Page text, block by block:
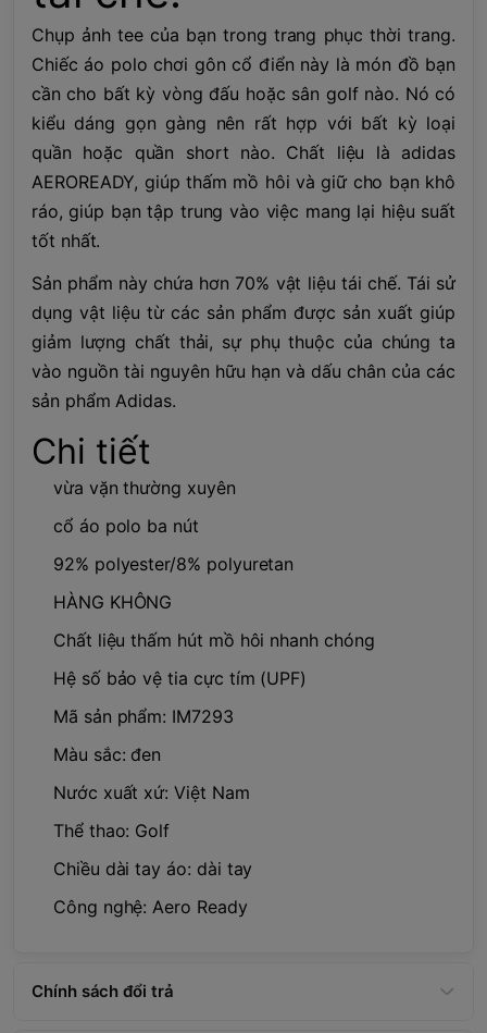
Chụp ảnh tee của bạn trong trang phục thời trang.
Chiếc áo polo chơi gôn cổ điển này là món đồ bạn
cần cho bất kỳ vòng đấu hoặc sân golf nào. Nó có
kiểu dáng gọn gàng nên rất hợp với bất kỳ loại
quần hoặc quần short nào. Chất liệu là adidas
AEROREADY, giúp thấm mồ hôi và giữ cho bạn khô
ráo, giúp bạn tập trung vào việc mang lại hiệu suất
tốt nhất.
Sản phẩm này chứa hơn 70% vật liệu tái chế. Tái sử
dụng vật liệu từ các sản phẩm được sản xuất giúp
giảm lượng chất thải, sự phụ thuộc của chúng ta
vào nguồn tài nguyên hữu hạn và dấu chân của các
sản phẩm Adidas.
Chi tiết
vừa vặn thường xuyên
cổ áo polo ba nút
92% polyester/8% polyuretan
HÀNG KHÔNG
Chất liệu thấm hút mồ hôi nhanh chóng
Hệ số bảo vệ tia cực tím (UPF)
Mã sản phẩm: IM7293
Màu sắc: đen
Nước xuất xứ: Việt Nam
Thể thao: Golf
Chiều dài tay áo: dài tay
Công nghệ: Aero Ready
Chính sách đổi trả